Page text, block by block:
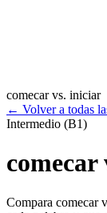
comecar vs. iniciar
← Volver a todas
Intermedio (B1)
Compara comecar